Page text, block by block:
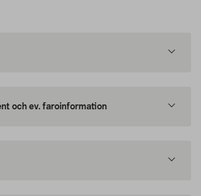
och ev. faroinformation